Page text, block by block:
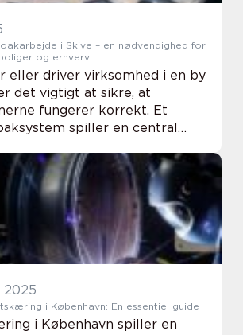
i Skive – en nødvendighed for
og erhverv
eller driver virksomhed i en by
det vigtigt at sikre, at
fungerer korrekt. Et
spiller en central
i Ski...
2025
i København: En essentiel guide
i København spiller en